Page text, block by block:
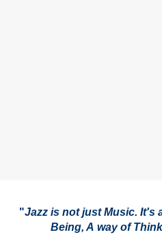
"Jazz is not just Music. It's
Being, A way of